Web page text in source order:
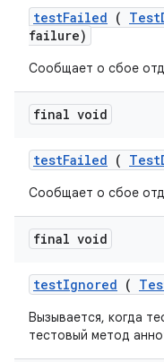
testFailed ( Test
failure)
Сообщает о сбое
final void
testFailed ( Test
Сообщает о сбое
final void
testIgnored (
Вызывается, когда
тестовый метод